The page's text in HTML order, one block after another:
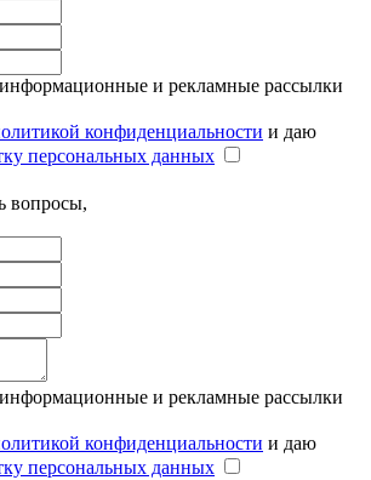
информационные и рекламные рассылки
конфиденциальности и даю
персональных данных
вопросы,
информационные и рекламные рассылки
конфиденциальности и даю
персональных данных